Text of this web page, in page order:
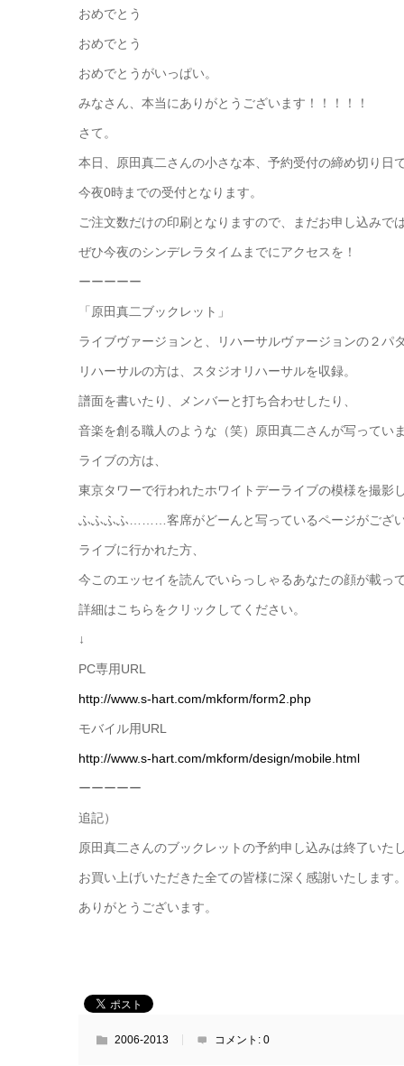
おめでとう
おめでとう
おめでとうがいっぱい。
みなさん、本当にありがとうございます！！！！！
さて。
本日、原田真二さんの小さな本、予約受付の締め切り日で
今夜0時までの受付となります。
ご注文数だけの印刷となりますので、まだお申し込みでは
ぜひ今夜のシンデレラタイムまでにアクセスを！
ーーーーー
「原田真二ブックレット」
ライブヴァージョンと、リハーサルヴァージョンの２パタ
リハーサルの方は、スタジオリハーサルを収録。
譜面を書いたり、メンバーと打ち合わせしたり、
音楽を創る職人のような（笑）原田真二さんが写っていま
ライブの方は、
東京タワーで行われたホワイトデーライブの模様を撮影し
ふふふふ………客席がどーんと写っているページがござ
ライブに行かれた方、
今このエッセイを読んでいらっしゃるあなたの顔が載っ
詳細はこちらをクリックしてください。
↓
PC専用URL
http://www.s-hart.com/mkform/form2.php
モバイル用URL
http://www.s-hart.com/mkform/design/mobile.html
ーーーーー
追記）
原田真二さんのブックレットの予約申し込みは終了いたし
お買い上げいただきた全ての皆様に深く感謝いたします。
ありがとうございます。
2006-2013 コメント: 0